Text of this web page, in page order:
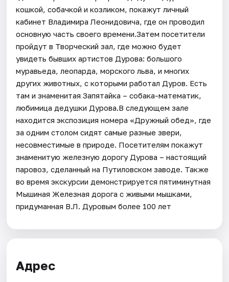
кошкой, собачкой и козликом, покажут личный
кабинет Владимира Леонидовича, где он проводил
основную часть своего времени.Затем посетители
пройдут в Творческий зал, где можно будет
увидеть бывших артистов Дурова: большого
муравьеда, леопарда, морского льва, и многих
других животных, с которыми работал Дуров. Есть
там и знаменитая Запятайка – собака-математик,
любимица дедушки Дурова.В следующем зале
находится экспозиция номера «Дружный обед», где
за одним столом сидят самые разные звери,
несовместимые в природе. Посетителям покажут
знаменитую железную дорогу Дурова – настоящий
паровоз, сделанный на Путиловском заводе. Также
во время экскурсии демонстрируется пятиминутная
Мышиная Железная дорога с живыми мышками,
придуманная В.Л. Дуровым более 100 лет
Адрес